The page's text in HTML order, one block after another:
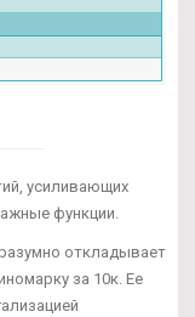
усиливающих
функции.
откладывает
за 10к. Ее